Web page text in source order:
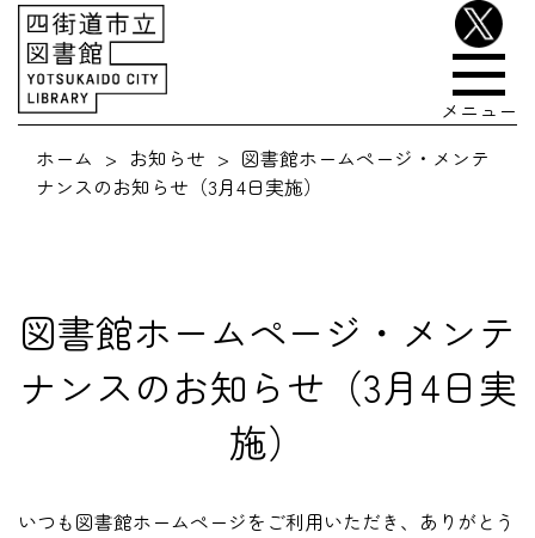
メニュー
ホーム
お知らせ
図書館ホームページ・メンテ
ナンスのお知らせ（3月4日実施）
図書館ホームページ・メンテ
ナンスのお知らせ（3月4日実
施）
いつも図書館ホームページをご利用いただき、ありがとう